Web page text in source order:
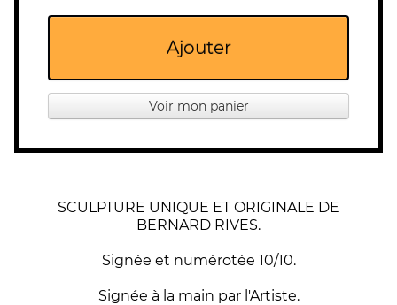
Ajouter
Voir mon panier
SCULPTURE UNIQUE ET ORIGINALE DE
BERNARD RIVES.
Signée et numérotée 10/10.
Signée à la main par l'Artiste.